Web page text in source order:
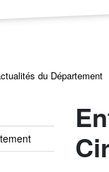
du Département